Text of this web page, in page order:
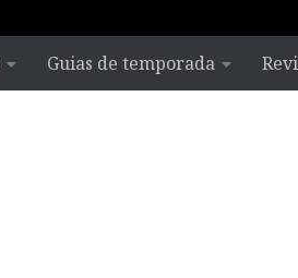
Guias de temporada